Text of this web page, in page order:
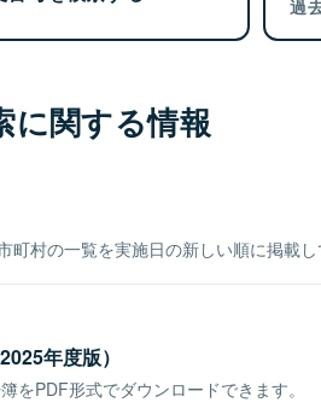
過
に関する情報
町村の一覧を実施日の新しい順に掲載し
年度版）
をPDF形式でダウンロードできます。